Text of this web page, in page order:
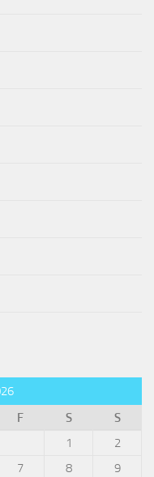
F S
S
1
2
7 8
9